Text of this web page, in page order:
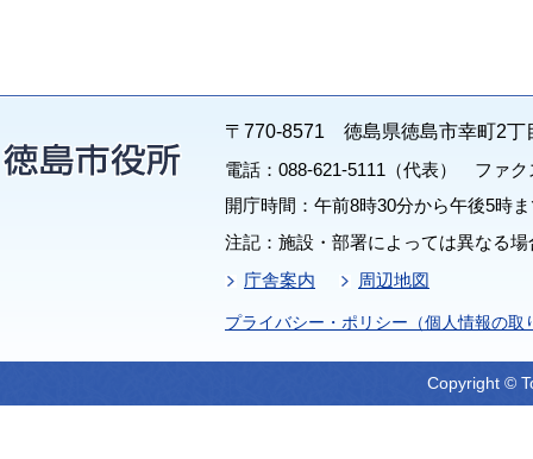
〒770-8571 徳島県徳島市幸町2丁
電話：088-621-5111（代表） ファク
開庁時間：午前8時30分から午後5時
注記：施設・部署によっては異なる
庁舎案内
周辺地図
プライバシー・ポリシー（個人情報の取
Copyright ©